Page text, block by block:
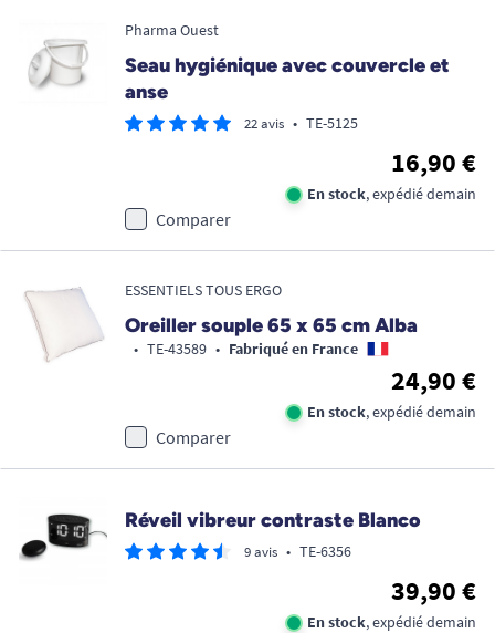
Pharma Ouest
Seau hygiénique avec couvercle et
anse
22 avis • TE-5125
16,90 €
En stock, expédié demain
Comparer
ESSENTIELS TOUS ERGO
Oreiller souple 65 x 65 cm Alba
• TE-43589 • Fabriqué en France
24,90 €
En stock, expédié demain
Comparer
Réveil vibreur contraste Blanco
9 avis • TE-6356
39,90 €
En stock, expédié demain